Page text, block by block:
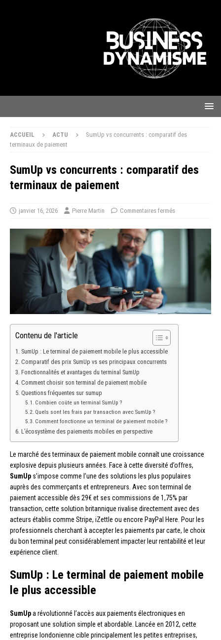
ACCUEIL ACTU
SumUp vs concurrents : comparatif des
terminaux de paiement
SumUp vs concurrents : comparatif des
terminaux de paiement
janvier 16, 2026 Pierre Martin Commentaires fermés
Contenu de l'article
SumUp : Le terminal de paiement mobile le plus accessible
Comparatif des prix SumUp vs ses principaux concurrents
Fonctionnalités et avantages du terminal SumUp
Comment choisir son terminal de paiement mobile
Questions fréquentes sur sumup
Combien coûte un terminal SumUp ?
Quels sont les frais par transaction avec SumUp ?
Comment fonctionne un terminal de paiement mobile ?
L’écosystème des paiements mobiles en perspective
Le marché des terminaux de paiement mobile connaît une croissance
explosive depuis plusieurs années. Face à cette diversité d’offres,
SumUp s’impose comme l’une des solutions les plus populaires
auprès des commerçants et entrepreneurs. Avec son terminal de
paiement accessible dès 29€ et ses commissions de 1,75% par
transaction, cette solution britannique rivalise directement avec des
acteurs établis comme Stripe, iZettle ou encore PayPal Here. Pour les
professionnels cherchant à accepter les paiements par carte, le choix
du bon terminal peut considérablement impacter leur rentabilité et leur
expérience client.
SumUp : Le terminal de paiement mobile
le plus accessible
SumUpa révolutionné l’accès aux paiements électroniques en
proposant une solution simple et abordable. Lancée en 2012, cette
entreprise londonienne cible principalement les petites entreprises,